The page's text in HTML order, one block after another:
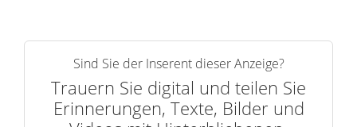
Sind Sie der Inserent dieser Anzeige?
Trauern Sie digital und teilen Sie
Erinnerungen, Texte, Bilder und